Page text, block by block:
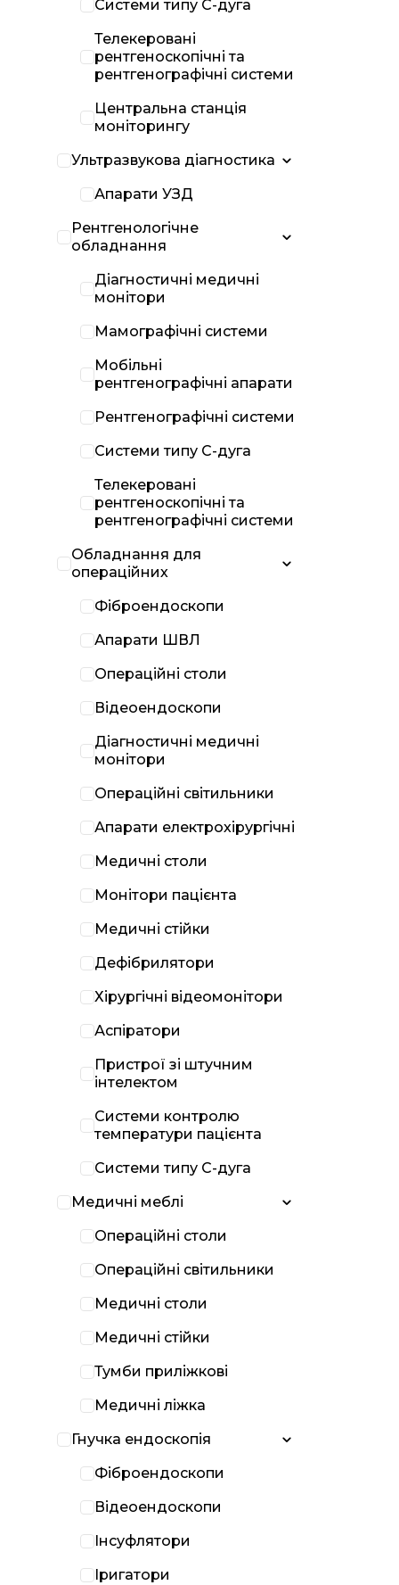
Системи типу С-дуга
Телекеровані
рентгеноскопічні та
рентгенографічні системи
Центральна станція
моніторингу
Ультразвукова діагностика
Апарати УЗД
Рентгенологічне
обладнання
Діагностичні медичні
монітори
Мамографічні системи
Мобільні
рентгенографічні апарати
Рентгенографічні системи
Системи типу С-дуга
Телекеровані
рентгеноскопічні та
рентгенографічні системи
Обладнання для
операційних
Фіброендоскопи
Апарати ШВЛ
Операційні столи
Відеоендоскопи
Діагностичні медичні
монітори
Операційні світильники
Апарати електрохірургічні
Медичні столи
Монітори пацієнта
Медичні стійки
Дефібрилятори
Хірургічні відеомонітори
Аспіратори
Пристрої зі штучним
інтелектом
Системи контролю
температури пацієнта
Системи типу С-дуга
Медичні меблі
Операційні столи
Операційні світильники
Медичні столи
Медичні стійки
Тумби приліжкові
Медичні ліжка
Гнучка ендоскопія
Фіброендоскопи
Відеоендоскопи
Інсуфлятори
Іригатори